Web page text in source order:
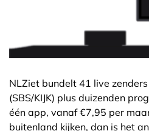
NLZiet bundelt 41 live
(SBS/KIJK) plus duizenden
één app, vanaf €7,95 per
buitenland kijken, dan is het